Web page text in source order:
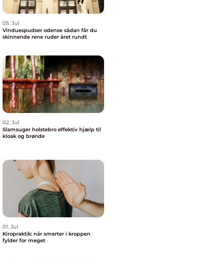
05. Jul
Vinduespudser odense sådan får du
skinnende rene ruder året rundt
02. Jul
Slamsuger holstebro effektiv hjælp til
kloak og brønde
01. Jul
Kiropraktik: når smerter i kroppen
fylder for meget